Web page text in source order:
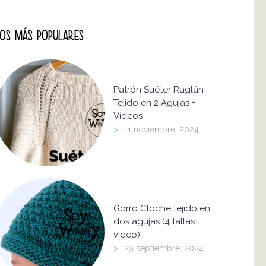
MÁS POPULARES
Patrón Suéter Raglán
Tejido en 2 Agujas +
Vídeos
> 11 noviembre, 2024
Gorro Cloche tejido en
dos agujas (4 tallas +
video)
> 29 septiembre, 2024